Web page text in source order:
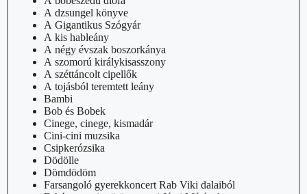
A dzsungel könyve
A Gigantikus Szógyár
A kis hableány
A négy évszak boszorkánya
A szomorú királykisasszony
A széttáncolt cipellők
A tojásból teremtett leány
Bambi
Bob és Bobek
Cinege, cinege, kismadár
Cini-cini muzsika
Csipkerózsika
Dödölle
Dömdödöm
Farsangoló gyerekkoncert Rab Viki dalaiból